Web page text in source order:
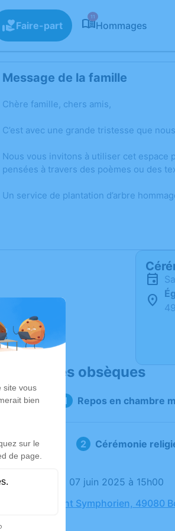
Faire-part
11
Hommages
Message de la famille
Chère famille, chers amis,
C’est avec une grande tristesse que
Nous vous invitons à utiliser cet espace
pensées à travers des poèmes ou des
Un service de plantation d’arbre
Déroulé des obsèques
Repos en chambre
Cérémonie
Le samedi 07 juin 2025 à 15h00
Église Saint Symphorien, 49080